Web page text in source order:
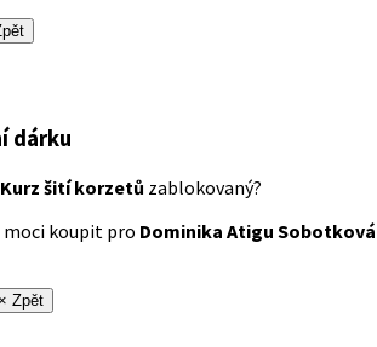
dárku
Kurz šití korzetů zablokovaný?
moci koupit pro Dominika Atigu Sobotková
× Zpět